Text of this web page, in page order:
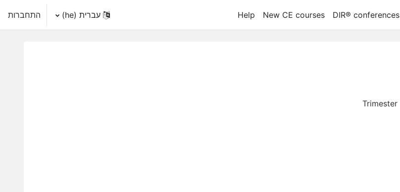
DIR® conferences
New CE courses
Help עברית ‎(he)‎ התחברות